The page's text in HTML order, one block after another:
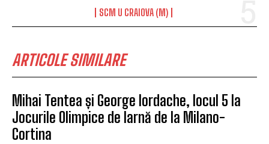
SCM U CRAIOVA (M)
ARTICOLE SIMILARE
Mihai Tentea și George Iordache, locul 5 la
Jocurile Olimpice de Iarnă de la Milano-
Cortina